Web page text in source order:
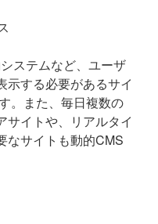
ステムなど、ユーザ
示する必要があるサイ
。また、毎日複数の
サイトや、リアルタイ
なサイトも動的CMS